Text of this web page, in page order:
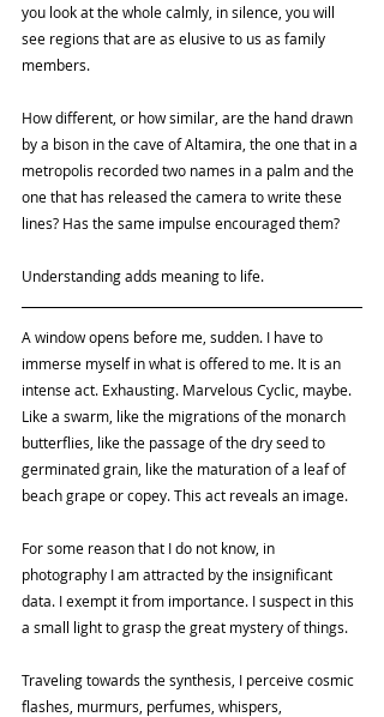
you look at the whole calmly, in silence, you will
see regions that are as elusive to us as family
members.
How different, or how similar, are the hand drawn
by a bison in the cave of Altamira, the one that in a
metropolis recorded two names in a palm and the
one that has released the camera to write these
lines? Has the same impulse encouraged them?
Understanding adds meaning to life.
A window opens before me, sudden. I have to
immerse myself in what is offered to me. It is an
intense act. Exhausting. Marvelous Cyclic, maybe.
Like a swarm, like the migrations of the monarch
butterflies, like the passage of the dry seed to
germinated grain, like the maturation of a leaf of
beach grape or copey. This act reveals an image.
For some reason that I do not know, in
photography I am attracted by the insignificant
data. I exempt it from importance. I suspect in this
a small light to grasp the great mystery of things.
Traveling towards the synthesis, I perceive cosmic
flashes, murmurs, perfumes, whispers,